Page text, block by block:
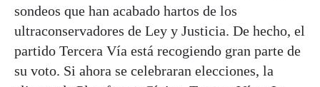
sondeos que han acabado hartos de los
ultraconservadores de Ley y Justicia. De hecho, el
partido Tercera Vía está recogiendo gran parte de
su voto. Si ahora se celebraran elecciones, la